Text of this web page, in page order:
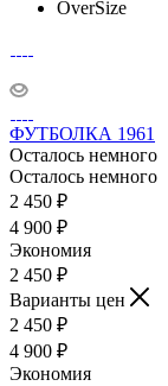
OverSize
ФУТБОЛКА 1961
Осталось немного
Осталось немного
2 450 ₽
4 900 ₽
Экономия
2 450 ₽
Варианты цен
2 450 ₽
4 900 ₽
Экономия